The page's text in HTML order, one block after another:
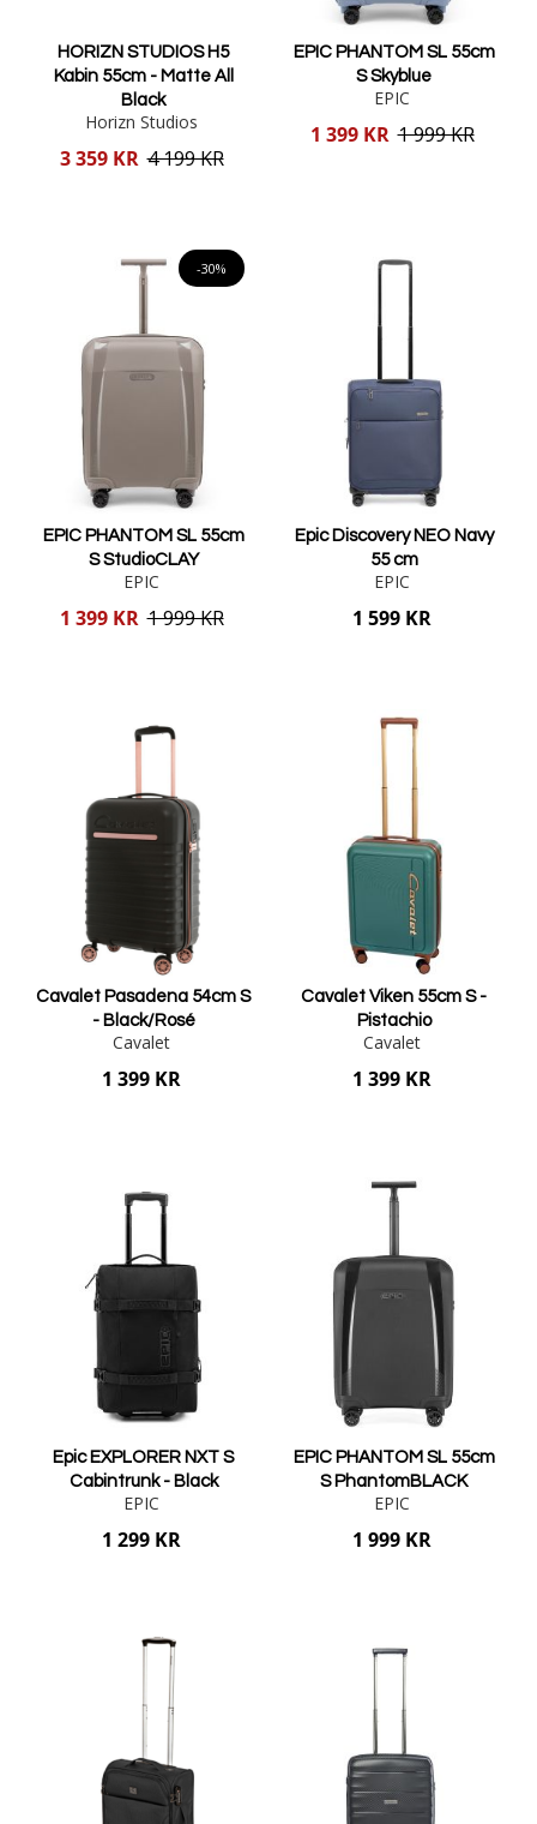
HORIZN STUDIOS H5
Kabin 55cm - Matte All
Black
Horizn Studios
Reducerat
3 359 KR 4 199 KR
EPIC PHANTOM SL 55cm
S Skyblue
EPIC
Reducerat
1 399 KR 1 999 KR
-30%
EPIC PHANTOM SL 55cm
S StudioCLAY
EPIC
Reducerat
1 399 KR 1 999 KR
Epic Discovery NEO Navy
55 cm
EPIC
1 599 KR
Cavalet Pasadena 54cm S
- Black/Rosé
Cavalet
1 399 KR
Cavalet Viken 55cm S -
Pistachio
Cavalet
1 399 KR
Epic EXPLORER NXT S
Cabintrunk - Black
EPIC
1 299 KR
EPIC PHANTOM SL 55cm
S PhantomBLACK
EPIC
1 999 KR